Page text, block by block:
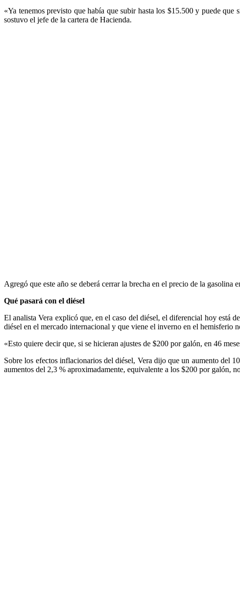
«Ya tenemos previsto que había que subir hasta los $15.500 y puede
sostuvo el jefe de la cartera de Hacienda.
Agregó que este año se deberá cerrar la brecha en el precio de la
Qué pasará con el diésel
El analista Vera explicó que, en el caso del diésel, el diferencial hoy está
diésel en el mercado internacional y que viene el inverno en el hemisferio
«Esto quiere decir que, si se hicieran ajustes de $200 por galón, en 46
Sobre los efectos inflacionarios del diésel, Vera dijo que un aumento del
aumentos del 2,3 % aproximadamente, equivalente a los $200 por galón,